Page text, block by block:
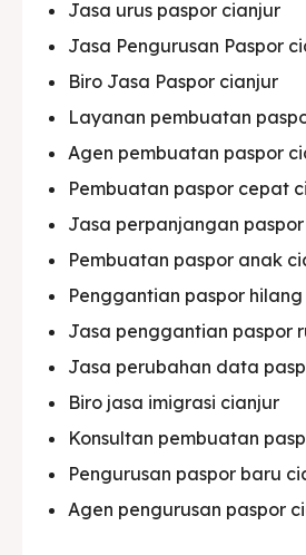
Jasa urus paspor cianjur
Jasa Pengurusan Paspor
Biro Jasa Paspor cianjur
Layanan pembuatan
Agen pembuatan paspor
Pembuatan paspor cepat
Jasa perpanjangan
Pembuatan paspor anak
Penggantian paspor
Jasa penggantian paspor
Jasa perubahan data
Biro jasa imigrasi cianjur
Konsultan pembuatan
Pengurusan paspor baru
Agen pengurusan paspor